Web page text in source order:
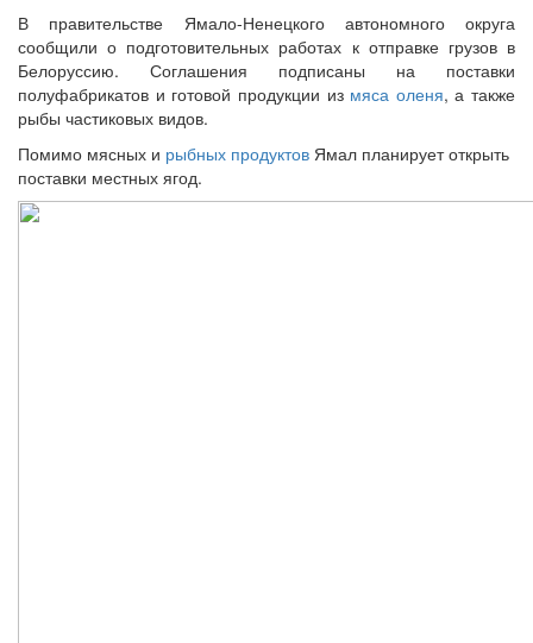
В правительстве Ямало-Ненецкого автономного округа
сообщили о подготовительных работах к отправке грузов в
Белоруссию. Соглашения подписаны на поставки
полуфабрикатов и готовой продукции из мяса оленя, а также
рыбы частиковых видов.
Помимо мясных и рыбных продуктов Ямал планирует открыть
поставки местных ягод.